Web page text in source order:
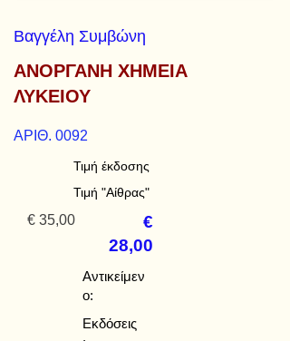
Βαγγέλη Συμβώνη
ΑΝΟΡΓΑΝΗ ΧΗΜΕΙΑ
ΛΥΚΕΙΟΥ
ΑΡΙΘ. 0092
Τιμή έκδοσης
Τιμή "Αίθρας"
€ 35,00
€
28,00
Αντικείμεν
ο:
Εκδόσεις